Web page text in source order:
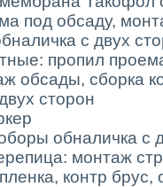
под обсаду,
с двух
пропил
обсады, сборка
сторон
обналичка с
монтаж
контр